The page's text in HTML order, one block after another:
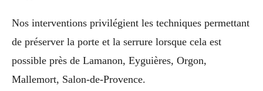
Nos interventions privilégient les techniques permettant
de préserver la porte et la serrure lorsque cela est
possible près de Lamanon, Eyguières, Orgon,
Mallemort, Salon-de-Provence.